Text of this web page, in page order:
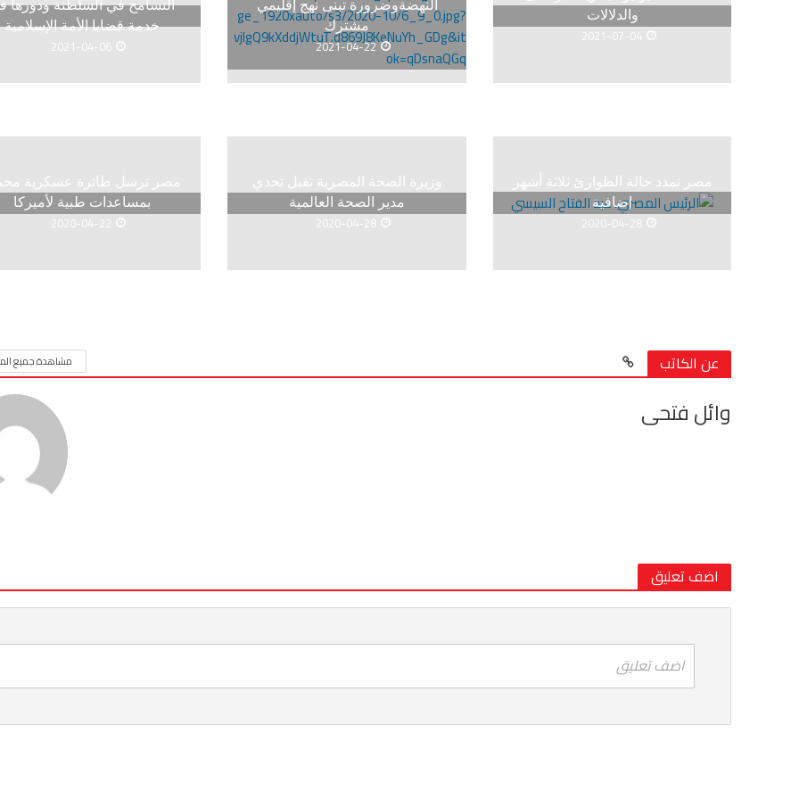
والدلالات
2021-07-04
النهضةوضرورة تبنى نهج إقليمي
مشترك
2021-04-22
التسامح في السلطنة ودورها
خدمة قضايا الأمة الإسلامية
2021-04-06
مصر تمدد حالة الطوارئ ثلاثة أشهر
إضافية
2020-04-28
وزيرة الصحة المصرية تقبل تحدي
مدير الصحة العالمية
2020-04-28
مصر ترسل طائرة عسكرية
بمساعدات طبية لأميركا
2020-04-22
عن الكاتب مشاهدة جميع
وائل فتحى
اضف تعليق
اضف تعليق